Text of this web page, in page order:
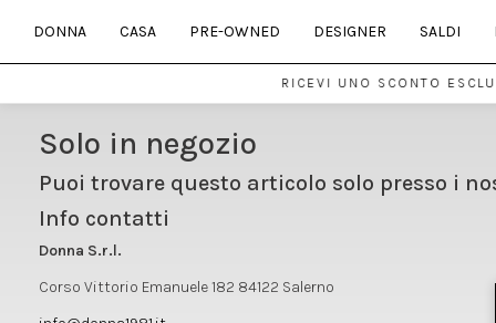
DONNA CASA PRE-OWNED DESIGNER SALDI
RICEVI UNO SCONTO
Solo in negozio
Puoi trovare questo articolo solo presso i
Info contatti
Donna S.r.l.
Corso Vittorio Emanuele 182 84122 Salerno